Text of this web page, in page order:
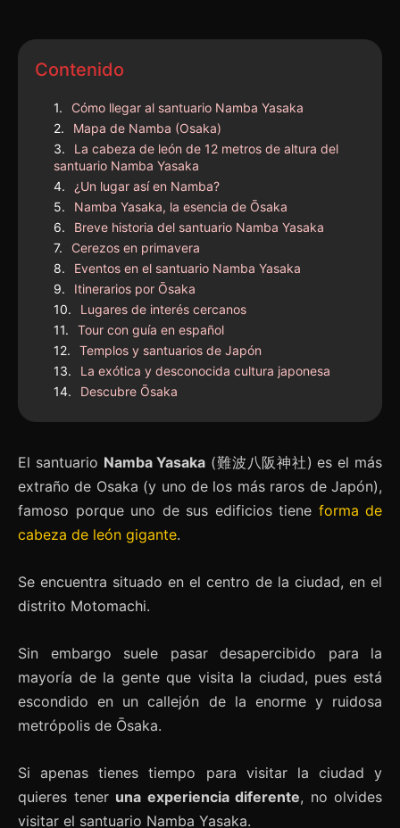
Contenido
Cómo llegar al santuario Namba Yasaka
Mapa de Namba (Osaka)
La cabeza de león de 12 metros de altura del
santuario Namba Yasaka
¿Un lugar así en Namba?
Namba Yasaka, la esencia de Ōsaka
Breve historia del santuario Namba Yasaka
Cerezos en primavera
Eventos en el santuario Namba Yasaka
Itinerarios por Ōsaka
Lugares de interés cercanos
Tour con guía en español
Templos y santuarios de Japón
La exótica y desconocida cultura japonesa
Descubre Ōsaka
El santuario Namba Yasaka (難波八阪神社) es el más
extraño de Osaka (y uno de los más raros de Japón),
famoso porque uno de sus edificios tiene forma de
cabeza de león gigante.
Se encuentra situado en el centro de la ciudad, en el
distrito Motomachi.
Sin embargo suele pasar desapercibido para la
mayoría de la gente que visita la ciudad, pues está
escondido en un callejón de la enorme y ruidosa
metrópolis de Ōsaka.
Si apenas tienes tiempo para visitar la ciudad y
quieres tener una experiencia diferente, no olvides
visitar el santuario Namba Yasaka.